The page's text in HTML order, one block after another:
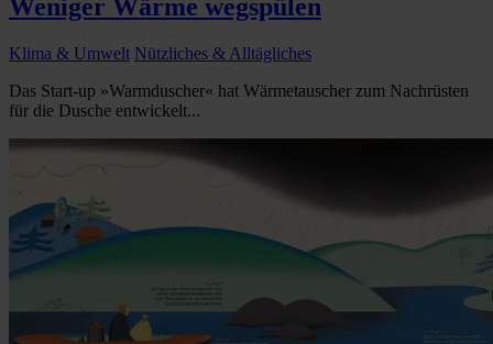
Weniger Wärme wegspülen
Klima & Umwelt Nützliches & Alltägliches
Das Start-up »Warmduscher« hat Wärmetauscher zum Nachrüsten
für die Dusche entwickelt...